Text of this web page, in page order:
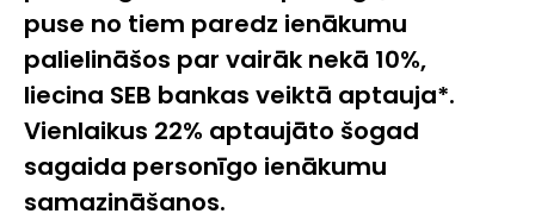
puse no tiem paredz ienākumu
palielināšos par vairāk nekā 10%,
liecina SEB bankas veiktā aptauja*.
Vienlaikus 22% aptaujāto šogad
sagaida personīgo ienākumu
samazināšanos.